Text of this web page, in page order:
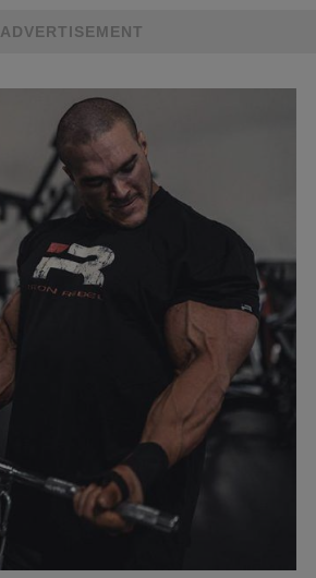
ADVERTISEMENT